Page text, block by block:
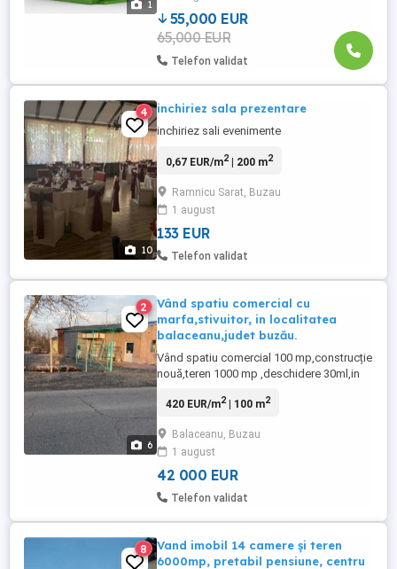
1
de ciment ...
55,000 EUR
65,000 EUR
Telefon validat
10
4 inchiriez sala prezentare
inchiriez sali evenimente
0,67 EUR/m2| 200 m2
Ramnicu Sarat, Buzau
1 august
133 EUR
Telefon validat
6
2
Vând spatiu comercial cu
marfa,stivuitor, in localitatea
balaceanu,judet buzău.
Vând spatiu comercial 100 mp,construcție
nouă,teren 1000 mp ,deschidere 30ml,in
sărat),judet buzău,situat pe strada
jirlau.se vinde cu marfa (mat
construcții+uzcasnic)+stivuitor 3,5
tone.se poate vinde și cu proprietatea
420 EUR/m2| 100 m2
Balaceanu, Buzau
1 august
42 000 EUR
Telefon validat
8
Vand imobil 14 camere și teren
6000mp, pretabil pensiune, centru